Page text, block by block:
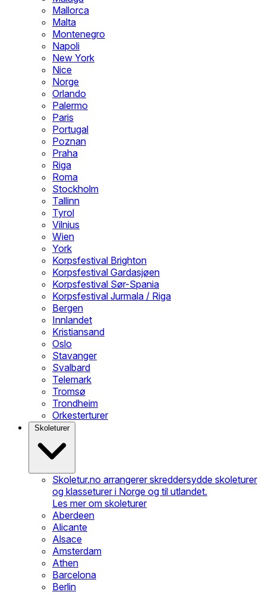
Mallorca
Malta
Montenegro
Napoli
New York
Nice
Norge
Orlando
Palermo
Paris
Portugal
Poznan
Praha
Riga
Roma
Stockholm
Tallinn
Tyrol
Vilnius
Wien
York
Korpsfestival Brighton
Korpsfestival Gardasjøen
Korpsfestival Sør-Spania
Korpsfestival Jurmala / Riga
Bergen
Innlandet
Kristiansand
Oslo
Stavanger
Svalbard
Telemark
Tromsø
Trondheim
Orkesterturer
Skoleturer
Skoletur.no arrangerer skreddersydde skoleturer
og klasseturer i Norge og til utlandet.
Les mer om skoleturer
Aberdeen
Alicante
Alsace
Amsterdam
Athen
Barcelona
Berlin